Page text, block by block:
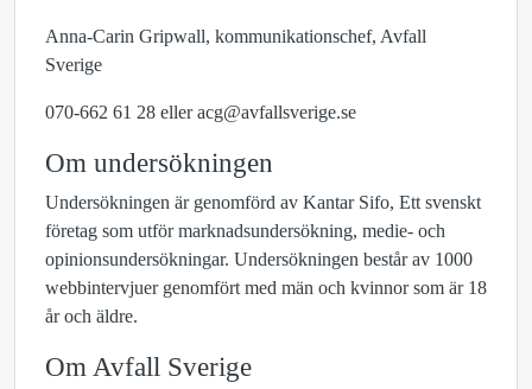
Anna-Carin Gripwall, kommunikationschef, Avfall
Sverige
070-662 61 28 eller acg@avfallsverige.se
Om undersökningen
Undersökningen är genomförd av Kantar Sifo, Ett svenskt
företag som utför marknadsundersökning, medie- och
opinionsundersökningar. Undersökningen består av 1000
webbintervjuer genomfört med män och kvinnor som är 18
år och äldre.
Om Avfall Sverige